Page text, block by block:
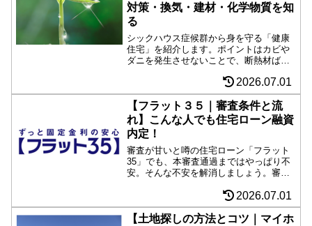
対策・換気・建材・化学物質を知
る
シックハウス症候群から身を守る「健康
住宅」を紹介します。ポイントはカビや
ダニを発生させないことで、断熱材ばか
や換気システム、建材にまでこだわるの
がトレンドです。さらに化学物質を知
り、建材もしっかり選択しましょう。
2026.07.01
【フラット３５｜審査条件と流
れ】こんな人でも住宅ローン融資
内定！
審査が甘いと噂の住宅ローン「フラット
35」でも、本審査通過まではやっぱり不
安。そんな不安を解消しましょう。審査
さすがに審査に通らない例を紹介しま
す。「融資内定後の注意点・融資取消の
事例」も要チェックです。
2026.07.01
【土地探しの方法とコツ｜マイホ